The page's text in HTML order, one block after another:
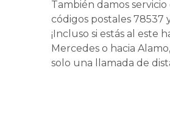
También damos servicio
códigos postales 78537
¡Incluso si estás al este
Mercedes o hacia
solo una llamada de